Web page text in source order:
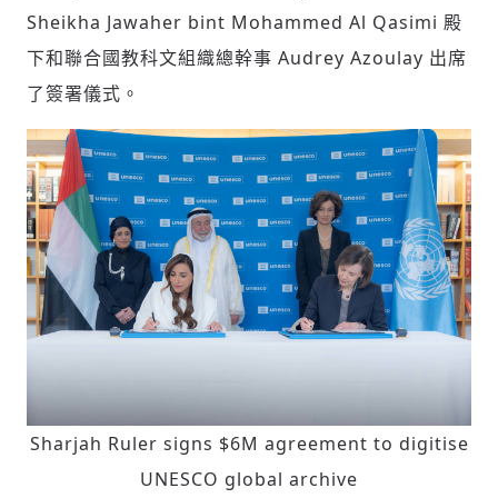
Sheikha Jawaher bint Mohammed Al Qasimi 殿
下和聯合國教科文組織總幹事 Audrey Azoulay 出席
了簽署儀式。
Sharjah Ruler signs $6M agreement to digitise
UNESCO global archive